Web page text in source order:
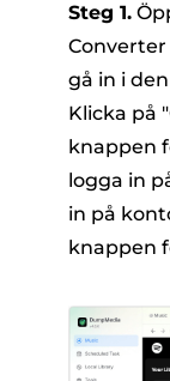
Steg 1.
gå in i
Klicka på
knappen
logga in
in på
knappen